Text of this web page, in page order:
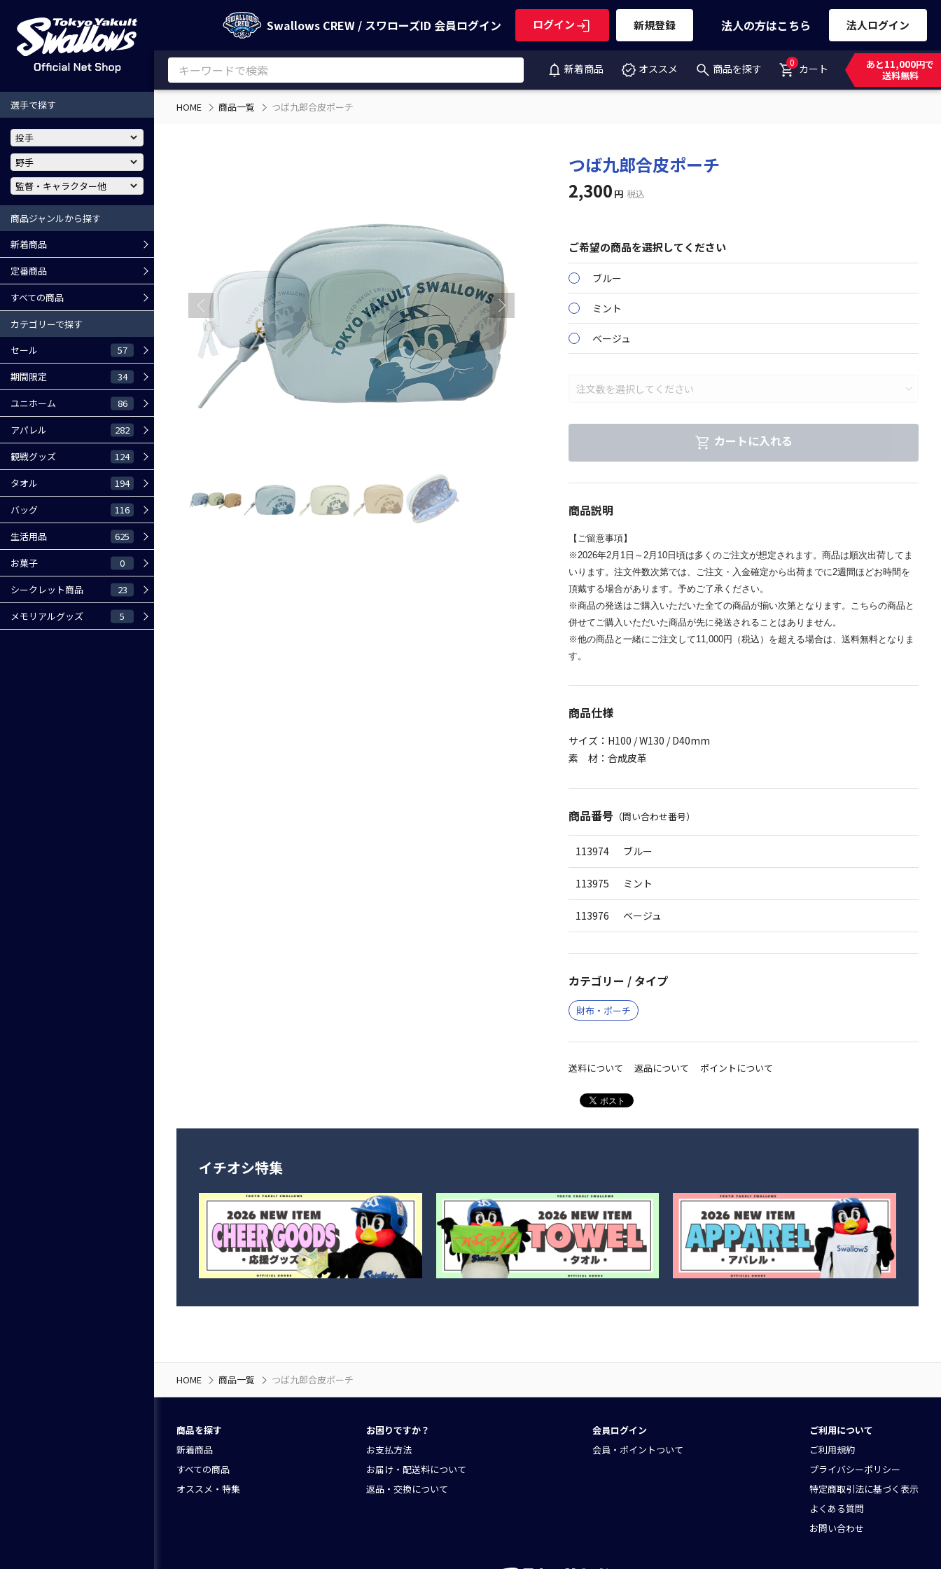
Swallows CREW / スワローズID 会員ログイン ログイン 新規登録 法人の方はこちら 法人ログイン
新着商品 オススメ 商品を探す 0 カート
あと11,000円で
送料無料
選手で探す
商品ジャンルから探す
新着商品
定番商品
すべての商品
カテゴリーで探す
セール
57
期間限定 34
ユニホーム 86
アパレル 282
観戦グッズ 124
タオル 194
バッグ 116
生活用品 625
お菓子 0
シークレット商品 23
メモリアルグッズ 5
HOME 商品一覧 つば九郎合皮ポーチ
つば九郎合皮ポーチ
2,300 円 税込
ご希望の商品を選択してください
ブルー
ミント
ベージュ
カートに入れる
商品説明
【ご留意事項】
※2026年2月1日～2月10日頃は多くのご注文が想定されます。商品は順次出荷してま
いります。注文件数次第では、ご注文・入金確定から出荷までに2週間ほどお時間を
頂戴する場合があります。予めご了承ください。
※商品の発送はご購入いただいた全ての商品が揃い次第となります。こちらの商品と
併せてご購入いただいた商品が先に発送されることはありません。
※他の商品と一緒にご注文して11,000円（税込）を超える場合は、送料無料となりま
す。
商品仕様
サイズ：H100 / W130 / D40mm
素 材：合成皮革
商品番号 （問い合わせ番号）
113974 ブルー
113975 ミント
113976 ベージュ
カテゴリー / タイプ
財布・ポーチ
送料について 返品について ポイントについて
イチオシ特集
HOME 商品一覧 つば九郎合皮ポーチ
商品を探す
新着商品
すべての商品
オススメ・特集
お困りですか？
お支払方法
お届け・配送料について
返品・交換について
会員ログイン
会員・ポイントついて
ご利用について
ご利用規約
プライバシーポリシー
特定商取引法に基づく表示
よくある質問
お問い合わせ